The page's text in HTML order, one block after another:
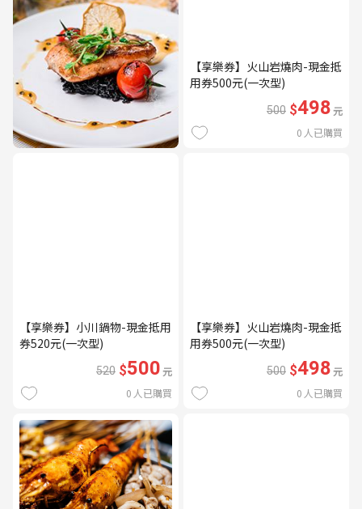
【享樂券】火山岩燒肉-現金抵
用券500元(一次型)
500 $498元
0 人已購買
【享樂券】小川鍋物-現金抵用
券520元(一次型)
520 $500元
0 人已購買
【享樂券】火山岩燒肉-現金抵
用券500元(一次型)
500 $498元
0 人已購買